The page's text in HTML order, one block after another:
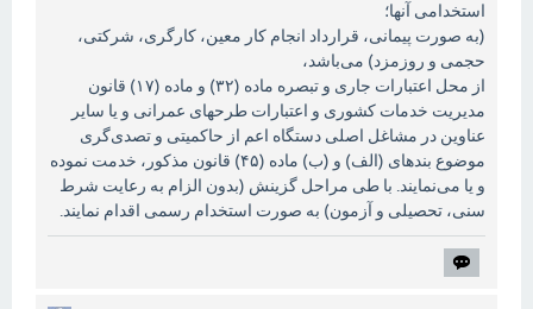
استخدامی آنها؛
(به صورت پیمانی، قرارداد انجام کار معین، کارگری، شرکتی،
حجمی و روزمزد) می‌باشد،
از محل اعتبارات جاری و تبصره ماده (۳۲) و ماده (۱۷) قانون
مدیریت خدمات کشوری و اعتبارات طرح‎های عمرانی و یا سایر
عناوین در مشاغل اصلی دستگاه اعم از حاکمیتی و تصدی‌گری
موضوع بندهای (الف) و (ب) ماده (۴۵) قانون مذکور، خدمت نموده
و یا می‌نمایند. با طی مراحل گزینش (بدون الزام به رعایت شرط
سنی، تحصیلی و آزمون) به صورت استخدام رسمی اقدام نمایند.